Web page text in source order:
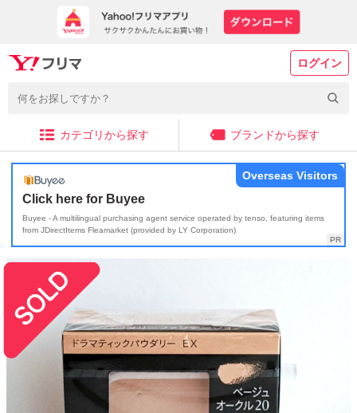
ログイン
カテゴリから探す ブランドから探す
Click here for Buyee
Buyee - A multilingual purchasing agent service operated by tenso, featuring items
from JDirectItems Fleamarket (provided by LY Corporation)
Overseas Visitors